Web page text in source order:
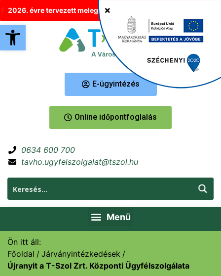
Eszköztár megnyitása
évre tervezett melegvíz-korlátozások Tatabányán
E-ügyintézés
Online időpontfoglalás
0634 600 700
tavho.ugyfelszolgalat@tszol.hu
Ön itt áll:
Főoldal
Járványintézkedések
Újranyit a T-Szol Zrt. Központi Ügyfélszolgálata